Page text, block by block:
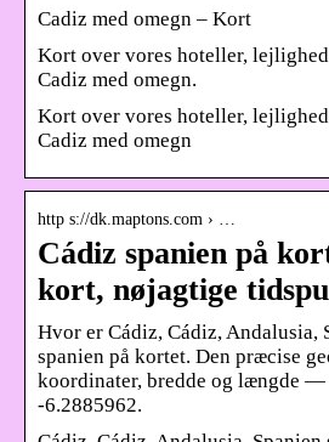
Cadiz med omegn – Kort
Kort over vores hoteller,
Cadiz med omegn.
Kort over vores hoteller,
Cadiz med omegn
http s://dk.maptons.com › …
Cádiz spanien på
kort, nøjagtige
Hvor er Cádiz, Cádiz, Andalusia,
spanien på kortet. Den præcise
koordinater, bredde og længde —
-6.2885962.